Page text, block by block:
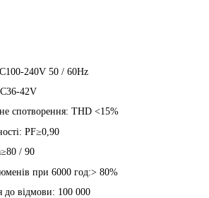
240V 50 / 60Hz
42V
спотворення: THD <15%
PF≥0,90
/ 90
при 6000 год:> 80%
відмови: 100 000